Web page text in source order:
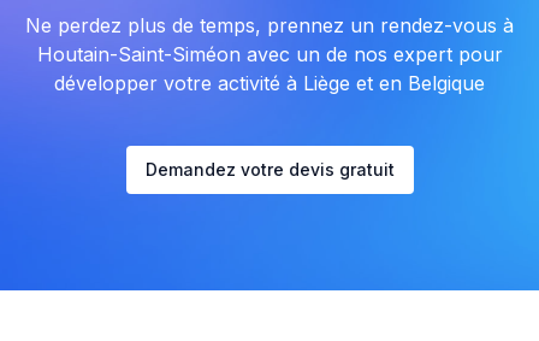
Ne perdez plus de temps, prennez un rendez-vous à
Houtain-Saint-Siméon avec un de nos expert pour
développer votre activité à Liège et en Belgique
Demandez votre devis gratuit